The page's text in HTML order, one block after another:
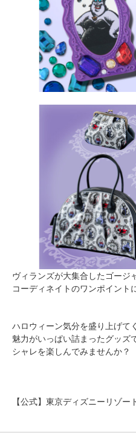
ヴィランズが大集合したゴージ
コーディネイトのワンポイント
ハロウィーン気分を盛り上げて
魅力がいっぱい詰まったグッズ
シャレを楽しんでみませんか？
【公式】東京ディズニーリゾー